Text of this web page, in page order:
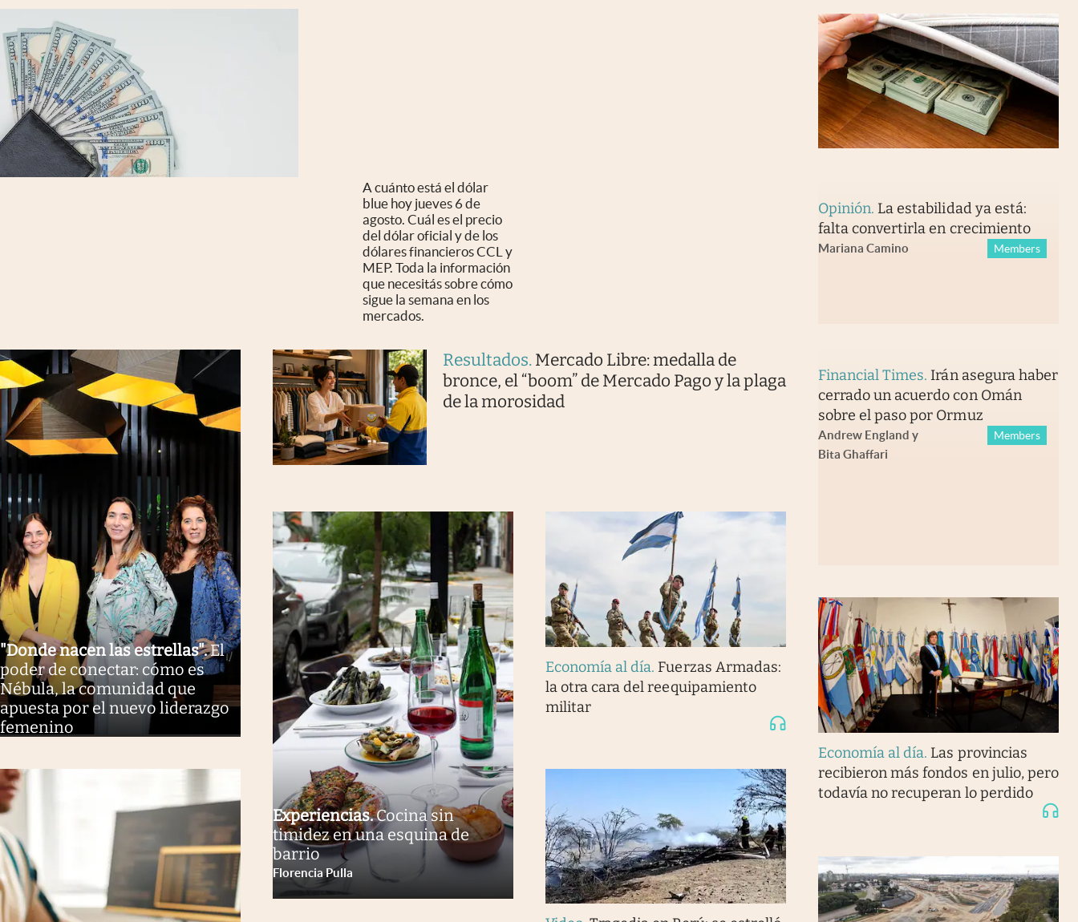
A cuánto está el dólar
blue hoy jueves 6 de
agosto. Cuál es el precio
del dólar oficial y de los
dólares financieros CCL y
MEP. Toda la información
que necesitás sobre cómo
sigue la semana en los
mercados.
Opinión. La estabilidad ya está:
falta convertirla en crecimiento
Mariana Camino Members
"Donde nacen las estrellas".El
poder de conectar: cómo es
Nébula, la comunidad que
apuesta por el nuevo liderazgo
femenino
Resultados.Mercado Libre: medalla de
bronce, el “boom” de Mercado Pago y la plaga
de la morosidad
Financial Times. Irán asegura haber
cerrado un acuerdo con Omán
sobre el paso por Ormuz
Andrew England y
Bita Ghaffari
Members
Experiencias.Cocina sin
timidez en una esquina de
barrio
Florencia Pulla
Economía al día. Fuerzas Armadas:
la otra cara del reequipamiento
militar
Economía al día. Las provincias
recibieron más fondos en julio, pero
todavía no recuperan lo perdido